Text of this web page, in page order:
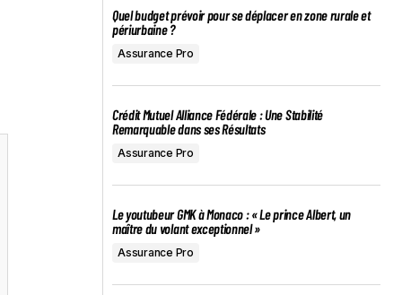
Quel budget prévoir pour se déplacer en zone rurale et
périurbaine ?
Assurance Pro
Crédit Mutuel Alliance Fédérale : Une Stabilité
Remarquable dans ses Résultats
Assurance Pro
Le youtubeur GMK à Monaco : « Le prince Albert, un
maître du volant exceptionnel »
Assurance Pro